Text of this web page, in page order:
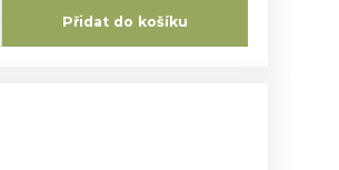
Přidat do košíku